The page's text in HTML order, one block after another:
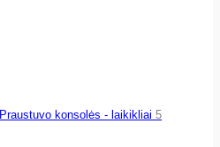
Praustuvo konsolės - laikikliai 5